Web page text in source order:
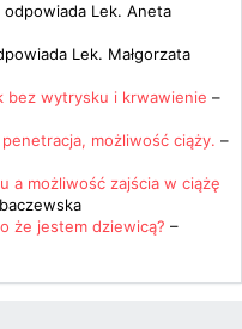
odpowiada Lek. Aneta
Lek. Małgorzata
bez wytrysku i krwawienie –
możliwość ciąży. –
a możliwość zajścia w ciążę
że jestem dziewicą? –